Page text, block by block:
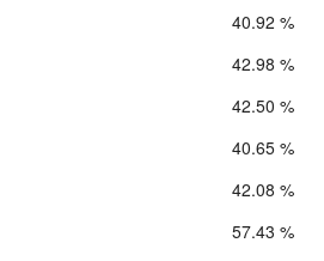
40.92 %
42.98 %
42.50 %
40.65 %
42.08 %
57.43 %